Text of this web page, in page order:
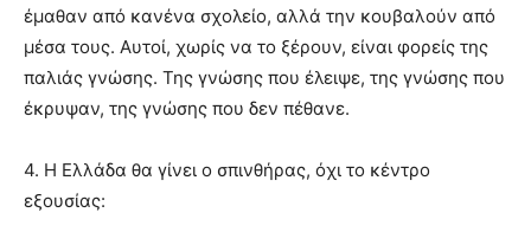
έμαθαν από κανένα σχολείο, αλλά την κουβαλούν από
μέσα τους. Αυτοί, χωρίς να το ξέρουν, είναι φορείς της
παλιάς γνώσης. Της γνώσης που έλειψε, της γνώσης που
έκρυψαν, της γνώσης που δεν πέθανε.
4. Η Ελλάδα θα γίνει ο σπινθήρας, όχι το κέντρο
εξουσίας: